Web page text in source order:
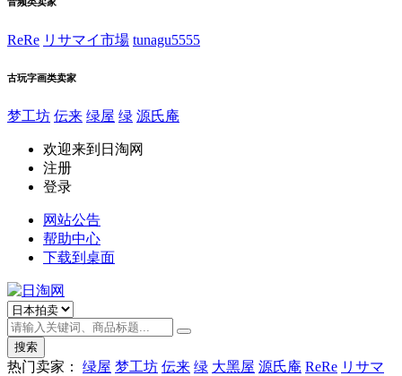
ReRe リサマイ市場 tunagu5555
古玩字画类卖家
梦工坊 伝来 绿屋 绿 源氏庵
欢迎来到日淘网
注册
登录
网站公告
帮助中心
下载到桌面
搜索
热门卖家： 绿屋 梦工坊 伝来 绿 大黑屋 源氏庵 ReRe リサマ